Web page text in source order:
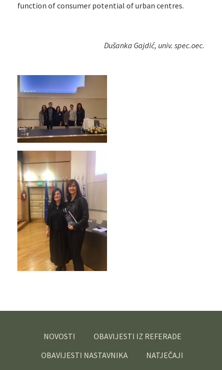
function of consumer potential of urban centres.
Dušanka Gajdić, univ. spec.oec.
NOVOSTI
OBAVIJESTI IZ REFERADE
OBAVIJESTI NASTAVNIKA
NATJEČAJI